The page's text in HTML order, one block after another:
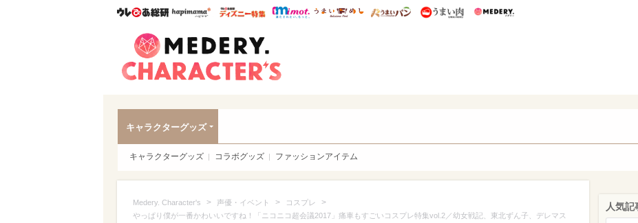
ウレぴあ総研ハピママ* ウレぴあ総研 ディズニー特集
mimot. うまいめし うまいパン うまい肉
キャラクターグッズ
キャラクターグッズ コラボグッズ ファッションアイテム
Medery. Character's > 声優・イベント > コスプレ >
やっぱり僕が一番かわいいですね！「ニコニコ超会議2017」痛車もすごいコスプレ特集vol.2／幼女戦記、東北ずん子、デレマス
人気